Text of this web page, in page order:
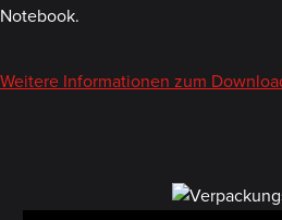
Notebook.
Weitere Informationen zum